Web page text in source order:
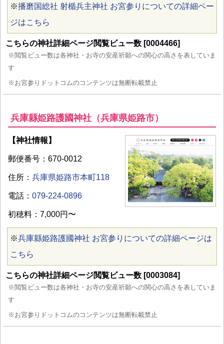
※播磨国総社 射楯兵主神社 お宮参りについての詳細ペー
ジはこちら
こちらの神社詳細ページ閲覧ビュー数 [0004466]
※閲覧ビュー数は各神社・お寺の安産祈願への関心の高さを表していま
す
※お宮参りドットコムのコンテンツは無断転載禁止
兵庫縣姫路護國神社（兵庫県姫路市）
【神社情報】
郵便番号：670-0012
住所： 兵庫県姫路市本町118
電話： 079-224-0896
初穂料：7,000円〜
※兵庫縣姫路護國神社 お宮参りについての詳細ページは
こちら
こちらの神社詳細ページ閲覧ビュー数 [0003084]
※閲覧ビュー数は各神社・お寺の安産祈願への関心の高さを表していま
す
※お宮参りドットコムのコンテンツは無断転載禁止